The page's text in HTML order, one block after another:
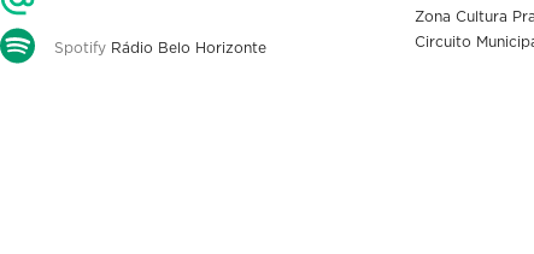
Spotify Rádio Belo Horizonte
Zona Cultura
Circuito